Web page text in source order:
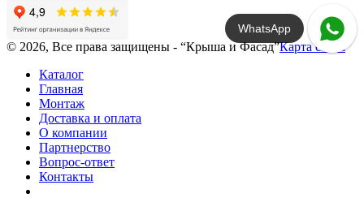
© 2026, Все права защищены - “Крыша и Фасад”Карта сайта
Каталог
Главная
Монтаж
Доставка и оплата
О компании
Партнерство
Вопрос-ответ
Контакты
WhatsApp